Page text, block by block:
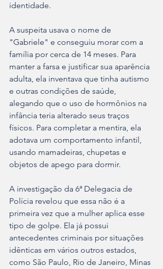
identidade.
A suspeita usava o nome de
"Gabriele" e conseguiu morar com a
família por cerca de 14 meses. Para
manter a farsa e justificar sua aparência
adulta, ela inventava que tinha autismo
e outras condições de saúde,
alegando que o uso de hormônios na
infância teria alterado seus traços
físicos. Para completar a mentira, ela
adotava um comportamento infantil,
usando mamadeiras, chupetas e
objetos de apego para dormir.
A investigação da 6ª Delegacia de
Polícia revelou que essa não é a
primeira vez que a mulher aplica esse
tipo de golpe. Ela já possui
antecedentes criminais por situações
idênticas em vários outros estados,
como São Paulo, Rio de Janeiro, Minas